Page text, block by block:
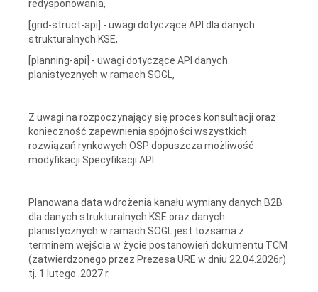
redysponowania,
[grid-struct-api] - uwagi dotyczące API dla danych
strukturalnych KSE,
[planning-api] - uwagi dotyczące API danych
planistycznych w ramach SOGL,
Z uwagi na rozpoczynający się proces konsultacji oraz
konieczność zapewnienia spójności wszystkich
rozwiązań rynkowych OSP dopuszcza możliwość
modyfikacji Specyfikacji API.
Planowana data wdrożenia kanału wymiany danych B2B
dla danych strukturalnych KSE oraz danych
planistycznych w ramach SOGL jest tożsama z
terminem wejścia w życie postanowień dokumentu TCM
(zatwierdzonego przez Prezesa URE w dniu 22.04.2026r)
tj. 1 lutego .2027 r.